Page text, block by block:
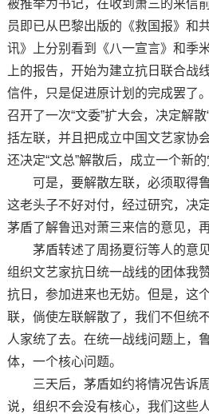
被推举为书记，在收到萧三的来信
员即已从巴黎出版的《救国报》和
讯》上分别看到《八一宣言》和季
上的报告，开始为建立抗日联合战
信件，只是促进原计划的完成罢了
召开了一次“文委”扩大会，决定解
括左联，并且把成立中国文艺家协
还决定“文总”解散后，成立一个新
可是，要解散左联，必须取得鲁
这老头子不好对付，经过研究，决
茅盾了解鲁迅对萧三来信的意见，
茅盾转述了周扬夏衍等人的意见
组织文艺家抗日统一战线的团体我
抗日，参加进来也无妨。但是，这
联，倘使左联解散了，我们不但统
人家统了去。在统一战线问题上，
体，一个核心问题。
三天后，茅盾如约将情况告诉周
说，组织不会没有核心，我们这些